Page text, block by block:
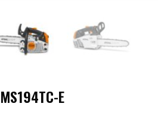
BÅT OG BÅTMOTOR
MS194TC-E